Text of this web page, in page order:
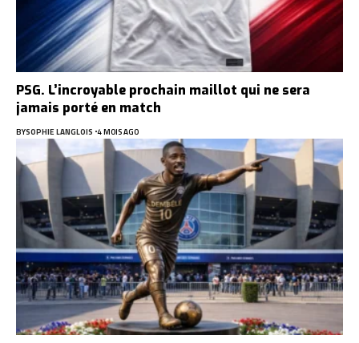
PSG. L’incroyable prochain maillot qui ne sera
jamais porté en match
BYSOPHIE LANGLOIS 4 MOIS AGO